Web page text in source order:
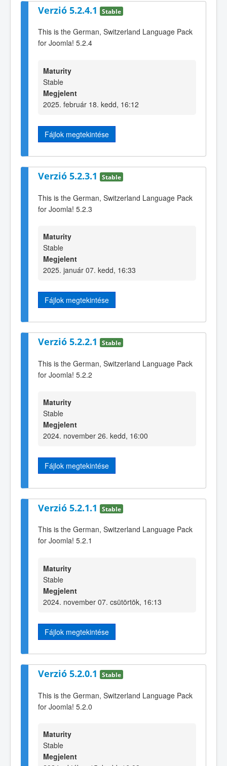
Verzió 5.2.4.1 Stable
This is the German, Switzerland Language Pack
for Joomla! 5.2.4
Maturity
Stable
Megjelent
2025. február 18. kedd, 16:12
Fájlok megtekintése
Verzió 5.2.3.1 Stable
This is the German, Switzerland Language Pack
for Joomla! 5.2.3
Maturity
Stable
Megjelent
2025. január 07. kedd, 16:33
Fájlok megtekintése
Verzió 5.2.2.1 Stable
This is the German, Switzerland Language Pack
for Joomla! 5.2.2
Maturity
Stable
Megjelent
2024. november 26. kedd, 16:00
Fájlok megtekintése
Verzió 5.2.1.1 Stable
This is the German, Switzerland Language Pack
for Joomla! 5.2.1
Maturity
Stable
Megjelent
2024. november 07. csütörtök, 16:13
Fájlok megtekintése
Verzió 5.2.0.1 Stable
This is the German, Switzerland Language Pack
for Joomla! 5.2.0
Maturity
Stable
Megjelent